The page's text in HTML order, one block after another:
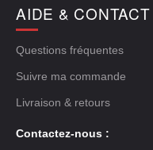
AIDE & CONTACT
Questions fréquentes
Suivre ma commande
Livraison & retours
Contactez-nous :